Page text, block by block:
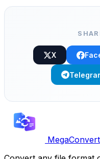
X
MegaConvert